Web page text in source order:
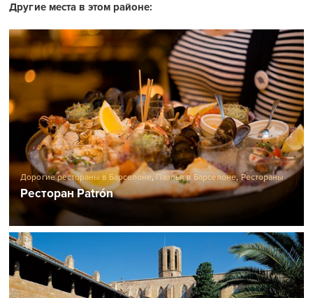
Другие места в этом районе:
Дорогие рестораны в Барселоне, Паэлья в Барселоне,Рестораны
Барселоны,Рестораны морепродуктов в Барселоне
Ресторан Patrón